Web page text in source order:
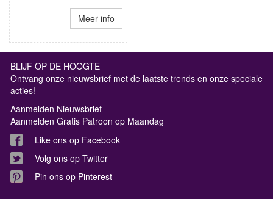
Meer info
BLIJF OP DE HOOGTE
Ontvang onze nieuwsbrief met de laatste trends en onze speciale
acties!
Aanmelden Nieuwsbrief
Aanmelden Gratis Patroon op Maandag
Like ons op Facebook
Volg ons op Twitter
Pin ons op Pinterest